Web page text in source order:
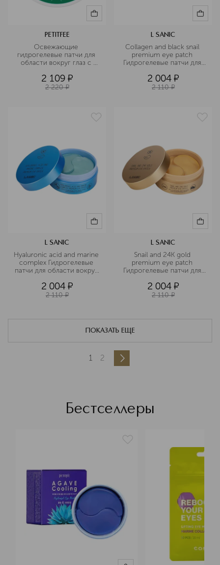
PETITFEE
Освежающие
гидрогелевые патчи для
области вокруг глаз с
2 109 ¤
2 220 ¤
L SANIC
Collagen and black snail
premium eye patch
Гидрогелевые патчи для
коллагеном и муцином
черной улитки
2 004 ¤
2 110 ¤
L SANIC
Hyaluronic acid and marine
complex Гидрогелевые
патчи для области вокруг
кислотой и экстрактом
водорослей
2 004 ¤
2 110 ¤
L SANIC
Snail and 24K gold
premium eye patch
Гидрогелевые патчи для
муцином улитки и
золотом
2 004 ¤
2 110 ¤
ПОКАЗАТЬ ЕЩЕ
1 2
Бестселлеры